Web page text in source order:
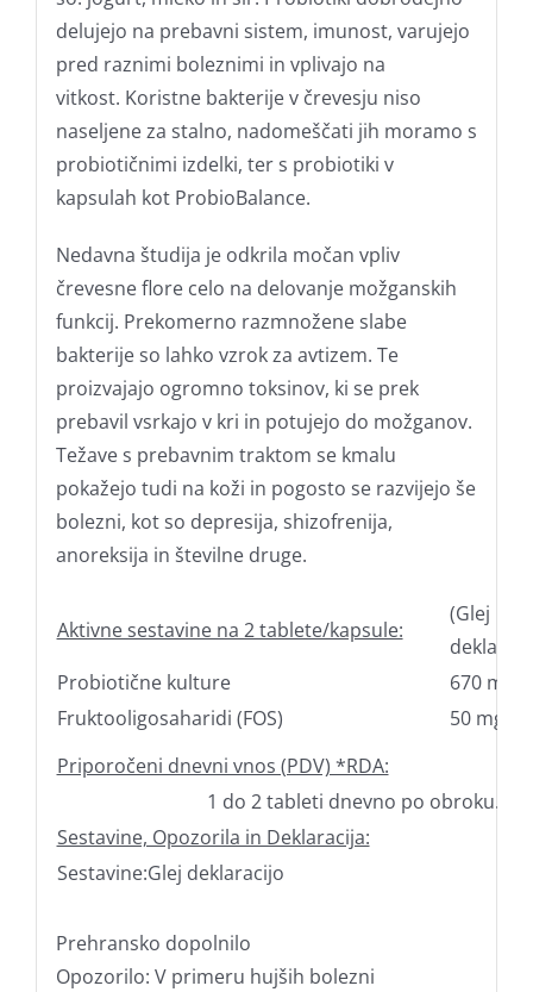
delujejo na prebavni sistem, imunost, varujejo
pred raznimi boleznimi in vplivajo na
vitkost. Koristne bakterije v črevesju niso
naseljene za stalno, nadomeščati jih moramo s
probiotičnimi izdelki, ter s probiotiki v
kapsulah kot ProbioBalance.
Nedavna študija je odkrila močan vpliv
črevesne flore celo na delovanje možganskih
funkcij. Prekomerno razmnožene slabe
bakterije so lahko vzrok za avtizem. Te
proizvajajo ogromno toksinov, ki se prek
prebavil vsrkajo v kri in potujejo do možganov.
Težave s prebavnim traktom se kmalu
pokažejo tudi na koži in pogosto se razvijejo še
bolezni, kot so depresija, shizofrenija,
anoreksija in številne druge.
Aktivne sestavine na 2 tablete/kapsule:
(Glej
Probiotične kulture
670 mg
Fruktooligosaharidi (FOS)
50 mg
Priporočeni dnevni vnos (PDV) *RDA:
1 do 2 tableti dnevno po obroku.
Sestavine, Opozorila in Deklaracija:
Sestavine:Glej deklaracijo
Prehransko dopolnilo
Opozorilo: V primeru hujših bolezni